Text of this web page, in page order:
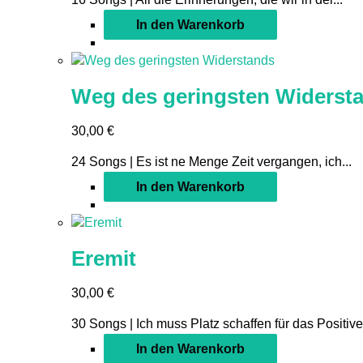
In den Warenkorb
Weg des geringsten
30,00 €
24 Songs | Es ist ne Menge Zeit vergangen, ich...
In den Warenkorb
Eremit
30,00 €
30 Songs | Ich muss Platz schaffen für das
In den Warenkorb